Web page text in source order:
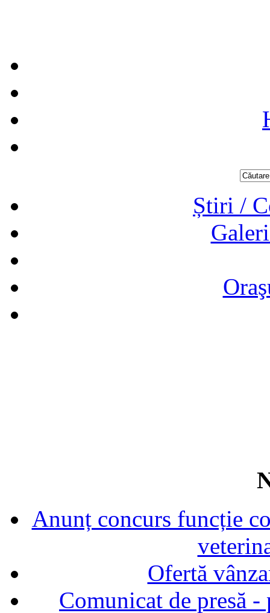
Știri /
Anunț concurs funcție
Ofertă
Comunicat de presă